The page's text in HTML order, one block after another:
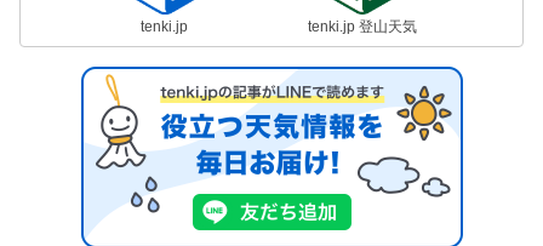
tenki.jp tenki.jp 登山天気